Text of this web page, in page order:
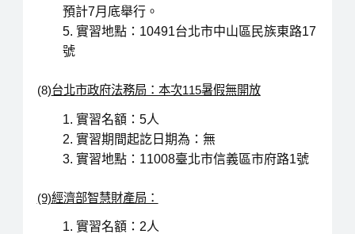
預計7月底舉行。
實習地點：10491台北市中山區民族東路17
號
(8)台北市政府法務局：本次115暑假無開放
實習名額：5人
實習期間起訖日期為：無
實習地點：11008臺北市信義區市府路1號
(9)經濟部智慧財產局：
實習名額：2人